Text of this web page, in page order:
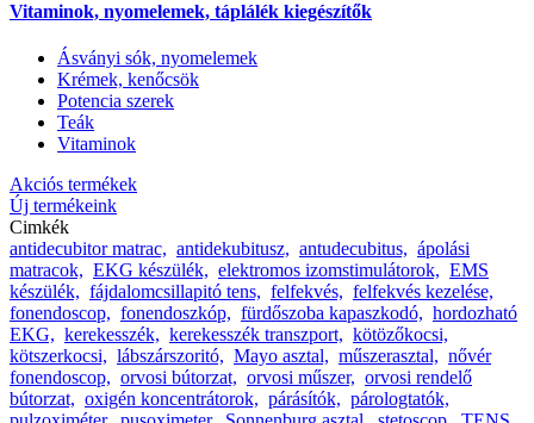
Vitaminok, nyomelemek, táplálék kiegészítők
Ásványi sók, nyomelemek
Krémek, kenőcsök
Potencia szerek
Teák
Vitaminok
Akciós termékek
Új termékeink
Cimkék
antidecubitor matrac, antidekubitusz, antudecubitus, ápolási
matracok, EKG készülék, elektromos izomstimulátorok, EMS
készülék, fájdalomcsillapitó tens, felfekvés, felfekvés kezelése,
fonendoscop, fonendoszkóp, fürdőszoba kapaszkodó, hordozható
EKG, kerekesszék, kerekesszék transzport, kötözőkocsi,
kötszerkocsi, lábszárszoritó, Mayo asztal, műszerasztal, nővér
fonendoscop, orvosi bútorzat, orvosi műszer, orvosi rendelő
bútorzat, oxigén koncentrátorok, párásítók, párologtatók,